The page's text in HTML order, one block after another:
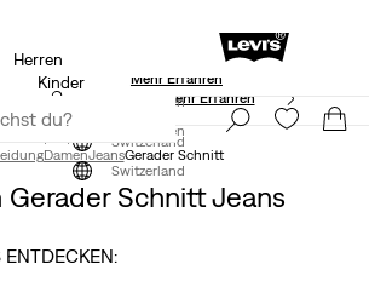
Aktualisierte Versand- und Rückgabebedingungen
Mehr Erfahren
Jetzt registrieren
Switzerland
Herren
Kinder
Best of Levi’s® für dich
Mehr Erfahren
Jetzt registrieren
Switzerland
DamenJeansGerader Schnitt
Gerader Schnitt Jeans